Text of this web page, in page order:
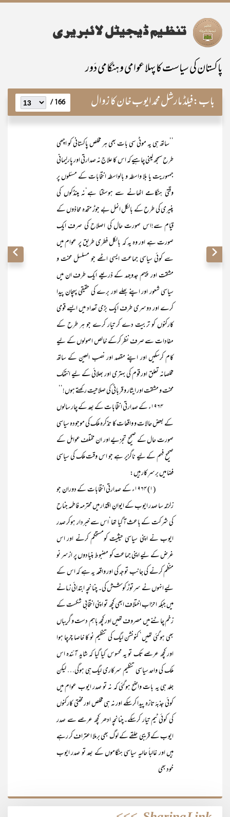
پاکستان کی سیاست کا پہلا عوامی و ہنگامی دَور
باب:فیلڈ مارشل محمد ایوب خان کا زوال 166 /
’’ساتھ ہی یہ موٹی سی بات بھی ہر مخلص پاکستانی کو اچھی
طرح سمجھ لینی چاہیے کہ اس کا علاج نہ صدارتی اور پارلیمانی
جمہوریت یا بلا واسطہ و بالواسطہ انتخابات کے مسئلوں پر
وقتی ہنگامے اٹھانے سے ہوسکتا ہے‘نہ مینڈکوں کی
پنیری کی طرح کے بالکل انمل بے جوڑ متحدہ محاذوں کے
قیام سے!اس صورت حال کی اصلاح کی صرف ایک
صورت ہے اور وہ یہ کہ بالکل فطری طریق پر عوام میں
سے کوئی سیاسی جماعت ایسی اٹھے جو مسلسل محنت و
مشقت اور پیہم جدوجہد کے ذریعے ایک طرف ان میں
سیاسی شعور اور اپنے بھلے اور برے کی حقیقی پہچان پیدا
کرے اور دوسری طرف ایک بڑی تعداد میں ایسے قومی
کارکنوں کو تربیت دے کر تیار کرے جو ہر طرح کے
مفادات سے صرف نظر کرکے خالص اصولوں کے لیے
کام کرسکیں اور اپنے مقصد اور نصب العین کے ساتھ
مخلصانہ تعلق اور قوم کی بہتری اور بھلائی کے لیے انتھک
محنت و مشقت اور ایثار و قربانی کی صلاحیت رکھتے ہوں!‘‘
۱۹۶۴ء کے صدارتی انتخابات کے بعد کے چار سالوں
کے بعض حالات و واقعات کا تذکرہ ملک کی موجودہ سیاسی
صورت حال کے صحیح تجزیے اور ان مختلف عوامل کے
صحیح فہم کے لیے ناگزیر ہے جو اس وقت ملک کی سیاسی
فضا میں برسرِ کار ہیں:
(۱) ۱۹۶۴ء کے صدارتی انتخابات کے دوران جو
زلزلہ سا صدر ایوب کے ایوانِ اقتدار میں محترمہ فاطمہ جناح
کی شرکت کے باعث آ گیا تھا‘اس سے خبردار ہوکر صدر
ایوب نے اپنی سیاسی حیثیت کومستحکم کرنے اور اس
غرض کے لیے اپنی جماعت کو مضبوط بنیادوں پر ازسر نو
منظم کرنے کی جانب توجہ کی اور واقعہ یہ ہے کہ اس کے
لیے انہوں نے سرتوڑ کوشش کی۔ چنانچہ ابتدائی زمانے
میں جبکہ احزاب اختلاف ابھی کچھ تو اپنی انتخابی شکست کے
زخم چاٹنے میں مصروف تھیں اور کچھ باہم دست و گریباں
بھی ہوگئی تھیں‘ کنونشن لیگ کی تنظیم نو کا خاصا چرچا ہوا
اور کچھ عرصے تک تو یہ محسوس کیا گیا کہ شاید آئندہ اس
ملک کی واحد سیاسی تنظیم سرکاری لیگ ہی ہوگی… لیکن
جلد ہی یہ بات واضح ہوگئی کہ نہ تو صدر ایوب عوام میں
کوئی جذبۂ تازہ پیدا کرسکے اور نہ ہی مخلص اور محنتی کارکنوں
کی کوئی ٹیم تیار کرسکے۔چنانچہ ادھر کچھ عرصے سے صدر
ایوب کے قریبی حلقے کے لوگ بھی برملا اعتراف کر رہے
ہیں اور غالباً حالیہ سیاسی ہنگاموں کے بعد تو صدر ایوب
خود بھی